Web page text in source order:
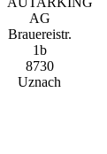
AG
Brauereistr.
1b
8730
Uznach